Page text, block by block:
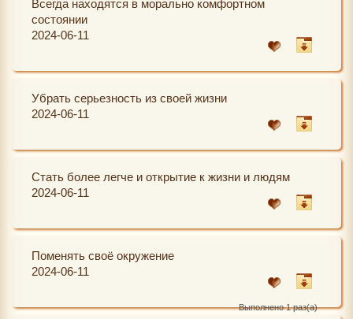
Всегда находятся в морально комфортном
состоянии
2024-06-11
Убрать серьезность из своей жизни
2024-06-11
Стать более легче и открытие к жизни и людям
2024-06-11
Поменять своё окружение
2024-06-11
Выполнено 1 раз(а)